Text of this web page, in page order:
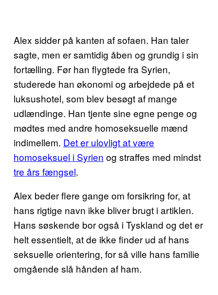
Alex sidder på kanten af sofaen. Han taler
sagte, men er samtidig åben og grundig i sin
fortælling. Før han flygtede fra Syrien,
studerede han økonomi og arbejdede på et
luksushotel, som blev besøgt af mange
udlændinge. Han tjente sine egne penge og
mødtes med andre homoseksuelle mænd
indimellem. Det er ulovligt at være
homoseksuel i Syrien og straffes med mindst
tre års fængsel.
Alex beder flere gange om forsikring for, at
hans rigtige navn ikke bliver brugt i artiklen.
Hans søskende bor også i Tyskland og det er
helt essentielt, at de ikke finder ud af hans
seksuelle orientering, for så ville hans familie
omgående slå hånden af ham.